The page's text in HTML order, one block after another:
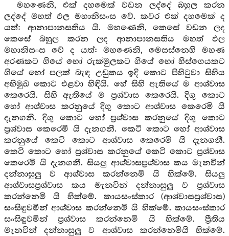
මහණෙනි, එක් දහමෙක් වඩන ලද්දේ බහුල කරන
ලද්දේ මහත් ඵල මහානිසංස වේ. කවර එක් දහමෙක් ද
යත්: ආනාපානසතිය යි. මහණෙනි, කෙසේ වඩන ලද
කෙසේ බහුල කරන ලද ආනාපානසතිය මහත් ඵල
මහානිසංස වේ ද යත්: මහණෙනි, මෙසස්නෙහි මහණ
අරණකට ගියේ හෝ රුක්මුලකට ගියේ හෝ හිස්ගෙයකට
ගියේ හෝ පලක් බැඳ උඩුකය ඉදි කොට පිහිටුවා සිහිය
අභිමුඛ කොට එළවා හිඳියි. හේ සිහි ඇතියේ ම ආශ්වාස
කෙරෙයි. සිහි ඇතියේ ම ප්‍රශ්වාස කෙරෙයි. දිගු කොට
හෝ ආශ්වාස කරනුයේ දිගු කොට ආශ්වාස කෙරෙමි යි
දැනගනී. දිගු කොට හෝ ප්‍රශ්වාස කරනුයේ දිගු කොට
ප්‍රශ්වාස කෙරෙමි යි දැනගනී. කෙටි කොට හෝ ආශ්වාස
කරනුයේ කෙටි කොට ආශ්වාස කෙරෙමි යි දැනගනී.
කෙටි කොට හෝ ප්‍රශ්වාස කරනුයේ කෙටි කොට ප්‍රශ්වාස
කෙරෙමි යි දැනගනී. සියලු ආශ්වාසප්‍රශ්වාස කය මැනවින්
දන්නාසුලු ව ආශ්වාස කරන්නෙමි යි හික්මේ. සියලු
ආශ්වාසප්‍රශ්වාස කය මැනවින් දන්නාසුලු ව ප්‍රශ්වාස
කරන්නෙමි යි හික්මේ. කායසංස්කාර (ආශ්වාසප්‍රශ්වාස)
සංසිඳුවමින් ආශ්වාස කරන්නෙමි යි හික්මේ. කායසංස්කාර
සංසිඳුවමින් ප්‍රශ්වාස කරන්නෙමි යි හික්මේ. ප්‍රීතිය
මැනවින් දන්නාසුලු ව ආශ්වාස කරන්නෙමියි හික්මේ.